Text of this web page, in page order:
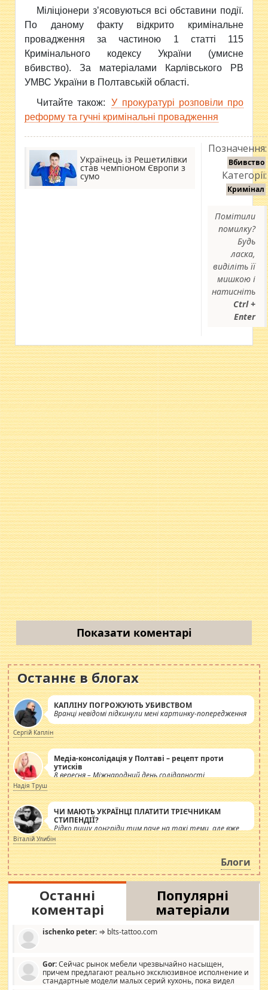
Міліціонери з’ясовуються всі обставини події.
По даному факту відкрито кримінальне
провадження за частиною 1 статті 115
Кримінального кодексу України (умисне
вбивство). За матеріалами Карлівського РВ
УМВС України в Полтавській області.
Читайте також:
У прокуратурі розповіли про
реформу та гучні кримінальні провадження
Українець із Решетилівки
став чемпіоном Європи з
сумо
Позначення:
Вбивство
Категорії:
Кримінал
Помітили
помилку?
Будь
ласка,
виділіть її
мишкою і
натисніть
Ctrl +
Enter
Показати коментарі
Останнє в блогах
КАПЛІНУ ПОГРОЖУЮТЬ УБИВСТВОМ
Вранці невідомі підкинули мені картинку-попередження
Сергій Каплін
Медіа-консолідація у Полтаві – рецепт проти
утисків
8 вересня – Міжнародний день солідарності
журналістів.
Надія Труш
ЧИ МАЮТЬ УКРАЇНЦІ ПЛАТИТИ ТРІЄЧНИКАМ
СТИПЕНДІЇ?
Рідко пишу лонгріди тим паче на такі теми, але вже
просто дістало! Обурюють сьогоднішні інсенуації
навколо стипендіального питання. Штучно
роздувається ще одна соціальна катастрофа.
Віталій Улибін
Блоги
Останні
коментарі
Популярні
матеріали
ischenko peter: ⇒ blts-tattoo.com
Gor:Сейчас рынок мебели чрезвычайно насыщен,
причем предлагают реально эксклюзивное исполнение и
стандартные модели малых серий кухонь, пока видел